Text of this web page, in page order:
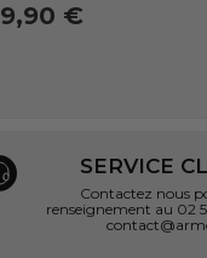
9,90 €
SERVICE
Contactez nous
renseignement au 02